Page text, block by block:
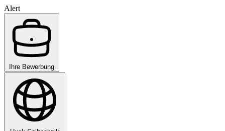
Alert
Ihre Bewerbung